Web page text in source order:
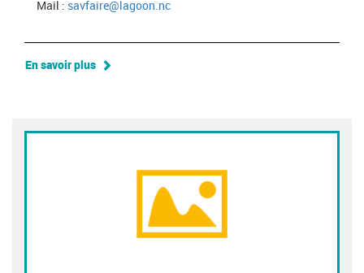
Mail : savfaire@lagoon.nc
En savoir plus